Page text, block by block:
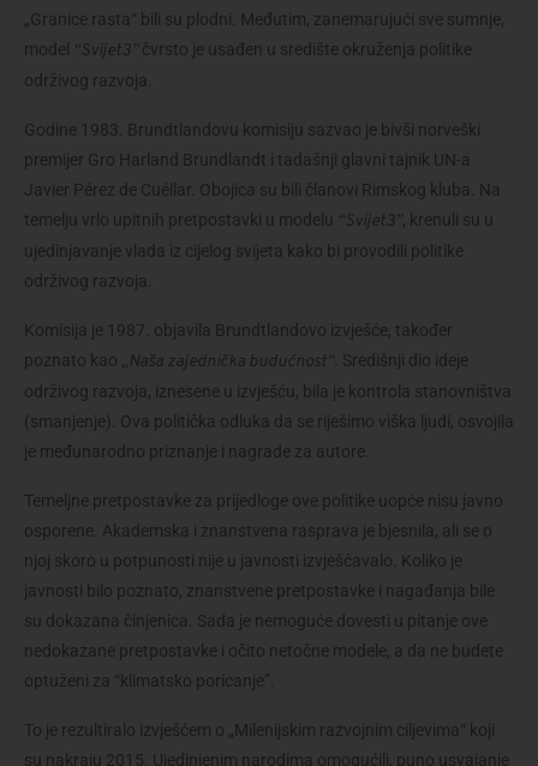
„Granice rasta“ bili su plodni. Međutim, zanemarujući sve sumnje,
model “Svijet3” čvrsto je usađen u središte okruženja politike
održivog razvoja.
Godine 1983. Brundtlandovu komisiju sazvao je bivši norveški
premijer Gro Harland Brundlandt i tadašnji glavni tajnik UN-a
Javier Pérez de Cuéllar. Obojica su bili članovi Rimskog kluba. Na
temelju vrlo upitnih pretpostavki u modelu “Svijet3”, krenuli su u
ujedinjavanje vlada iz cijelog svijeta kako bi provodili politike
održivog razvoja.
Komisija je 1987. objavila Brundtlandovo izvješće, također
poznato kao „Naša zajednička budućnost“ . Središnji dio ideje
održivog razvoja, iznesene u izvješću, bila je kontrola stanovništva
(smanjenje). Ova politička odluka da se riješimo viška ljudi, osvojila
je međunarodno priznanje i nagrade za autore.
Temeljne pretpostavke za prijedloge ove politike uopće nisu javno
osporene. Akademska i znanstvena rasprava je bjesnila, ali se o
njoj skoro u potpunosti nije u javnosti izvješćavalo. Koliko je
javnosti bilo poznato, znanstvene pretpostavke i nagađanja bile
su dokazana činjenica. Sada je nemoguće dovesti u pitanje ove
nedokazane pretpostavke i očito netočne modele, a da ne budete
optuženi za “klimatsko poricanje”.
To je rezultiralo izvješćem o „Milenijskim razvojnim ciljevima“ koji
su nakraju 2015. Ujedinjenim narodima omogućili, puno usvajanje